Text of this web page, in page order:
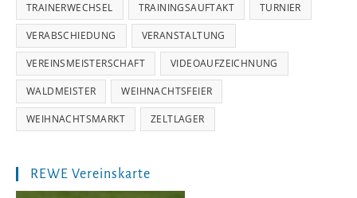
TRAINERWECHSEL TRAININGSAUFTAKT TURNIER
VERABSCHIEDUNG VERANSTALTUNG
VEREINSMEISTERSCHAFT VIDEOAUFZEICHNUNG
WALDMEISTER WEIHNACHTSFEIER
WEIHNACHTSMARKT ZELTLAGER
REWE Vereinskarte